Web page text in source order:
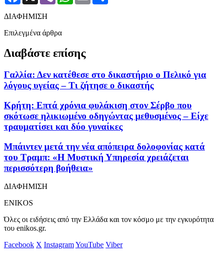
ΔΙΑΦΗΜΙΣΗ
Επιλεγμένα άρθρα
Διαβάστε επίσης
Γαλλία: Δεν κατέθεσε στο δικαστήριο ο Πελικό για
λόγους υγείας – Τι ζήτησε ο δικαστής
Κρήτη: Επτά χρόνια φυλάκιση στον Σέρβο που
σκότωσε ηλικιωμένο οδηγώντας μεθυσμένος – Είχε
τραυματίσει και δύο γυναίκες
Μπάιντεν μετά την νέα απόπειρα δολοφονίας κατά
του Τραμπ: «Η Μυστική Υπηρεσία χρειάζεται
περισσότερη βοήθεια»
ΔΙΑΦΗΜΙΣΗ
ENIKOS
Όλες οι ειδήσεις από την Ελλάδα και τον κόσμο με την εγκυρότητα
του enikos.gr.
Facebook X InstagramYouTube Viber